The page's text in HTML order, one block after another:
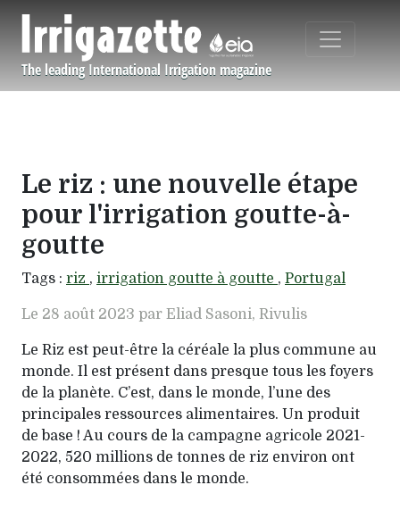
The leading International Irrigation magazine
Navigation principale
Le riz : une nouvelle étape
pour l'irrigation goutte-à-
goutte
Tags : riz , irrigation goutte à goutte , Portugal
Le 28 août 2023 par Eliad Sasoni, Rivulis
Le Riz est peut-être la céréale la plus commune au
monde. Il est présent dans presque tous les foyers
de la planète. C’est, dans le monde, l’une des
principales ressources alimentaires. Un produit
de base ! Au cours de la campagne agricole 2021-
2022, 520 millions de tonnes de riz environ ont
été consommées dans le monde.